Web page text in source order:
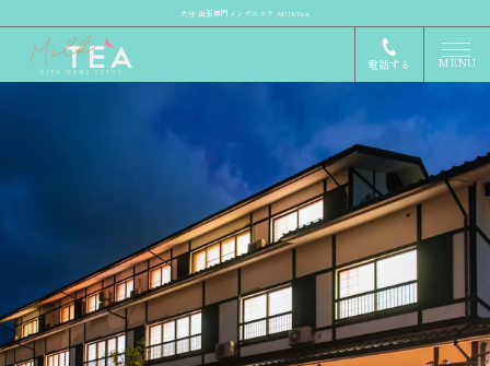
大分 出張専門メンズエステ MilkTea
電話する MENU